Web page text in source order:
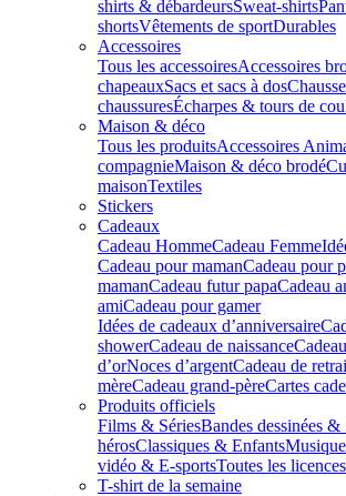
shirts & débardeursSweat-shirts
shortsVêtements de sportDurables
Accessoires
Tous les accessoiresAccessoires
chapeauxSacs et sacs à dos
chaussuresÉcharpes & tours de cou
Maison & déco
Tous les produitsAccessoires
compagnieMaison & déco brodé
maisonTextiles
Stickers
Cadeaux
Cadeau HommeCadeau Femme
Cadeau pour mamanCadeau pour
mamanCadeau futur papaCadeau
amiCadeau pour gamer
Idées de cadeaux d’anniversaire
showerCadeau de naissance
d’orNoces d’argentCadeau de
mèreCadeau grand-pèreCartes
Produits officiels
Films & SériesBandes dessinées &
hérosClassiques & Enfants
vidéo & E-sportsToutes les licences
T-shirt de la semaine